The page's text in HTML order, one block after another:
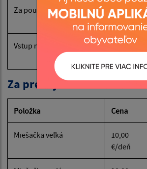
Za použitie obradnej miestnosti
€
Vstup na cintorín náklad. vozidlom
Za prenájom
Položka Cena
Miešačka veľká
10,00
€/deň